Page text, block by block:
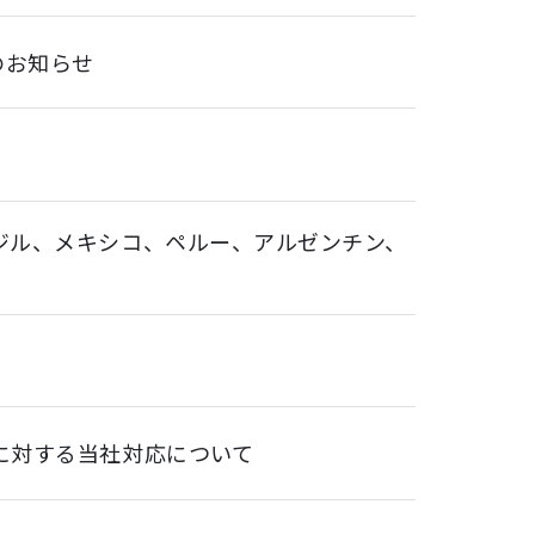
知らせ
、メキシコ、ペルー、アルゼンチン、
する当社対応について